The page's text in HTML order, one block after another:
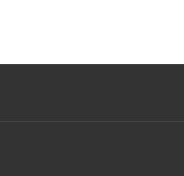
системой
быть просто